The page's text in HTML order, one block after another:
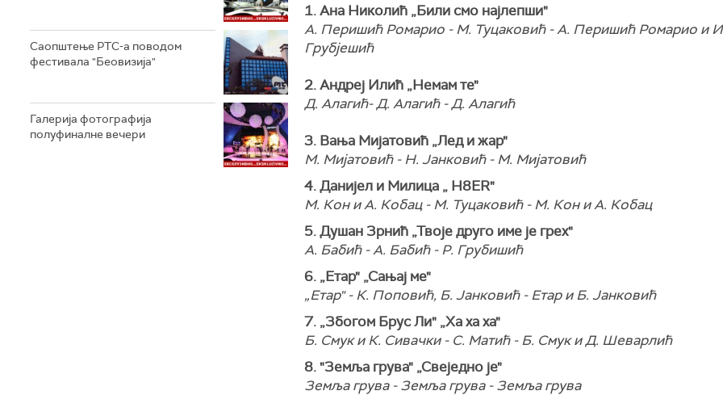
Саопштење РТС-а поводом
фестивала "Беовизија"
Галерија фотографија
полуфиналне вечери
1. Ана Николић „Били смо најлепши"
А. Перишић Ромарио - М. Туцаковић - А. Перишић Ромарио и
Грубјешић
2. Андреј Илић „Немам те"
Д. Алагић- Д. Алагић - Д. Алагић
3. Вања Мијатовић „Лед и жар"
М. Мијатовић - Н. Јанковић - М. Мијатовић
4. Данијел и Милица „ H8ER"
М. Кон и А. Кобац - М. Туцаковић - М. Кон и А. Кобац
5. Душан Зрнић „Твоје друго име је грех"
А. Бабић - А. Бабић - Р. Грубишић
6. „Етар" „Сањај ме"
„Етар" - К. Поповић, Б. Јанковић - Етар и Б. Јанковић
7. „Збогом Брус Ли" „Ха ха ха"
Б. Смук и К. Сивачки - С. Матић - Б. Смук и Д. Шеварлић
8. "Земља грува" „Свеједно је"
Земља грува - Земља грува - Земља грува